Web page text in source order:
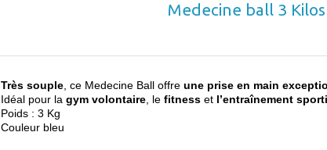
Medecine ball 3 Kilos
Très souple, ce Medecine Ball offre une prise en main
Idéal pour la gym volontaire, le fitness et l’entraînement
Poids : 3 Kg
Couleur bleu